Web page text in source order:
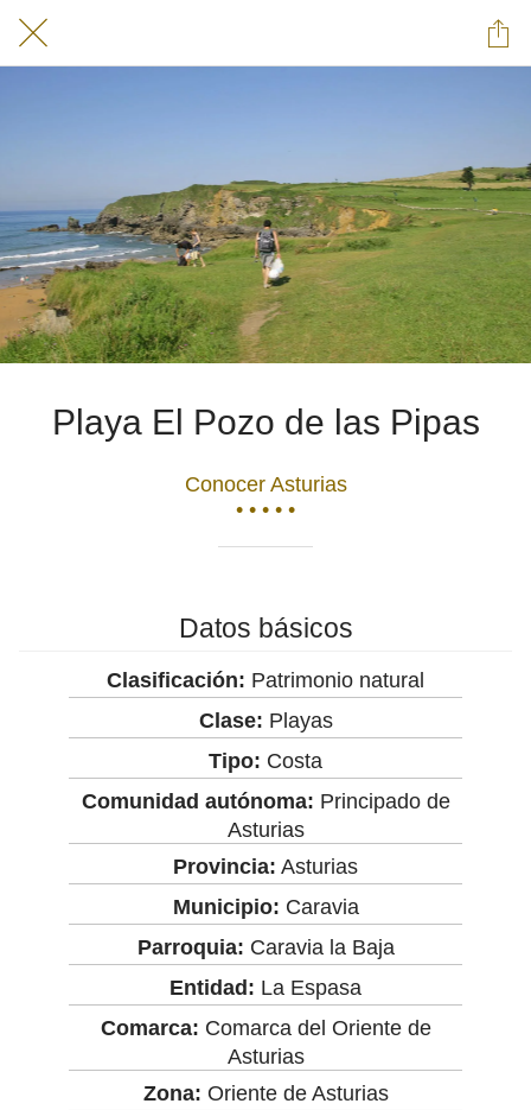
Playa El Pozo de las Pipas
Conocer Asturias
• • • • •
Datos básicos
Clasificación: Patrimonio natural
Clase: Playas
Tipo: Costa
Comunidad autónoma: Principado de
Asturias
Provincia: Asturias
Municipio: Caravia
Parroquia: Caravia la Baja
Entidad: La Espasa
Comarca: Comarca del Oriente de
Asturias
Zona: Oriente de Asturias